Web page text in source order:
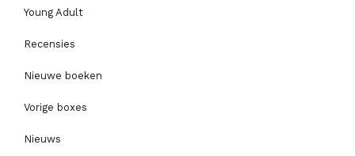
Young Adult
Recensies
Nieuwe boeken
Vorige boxes
Nieuws